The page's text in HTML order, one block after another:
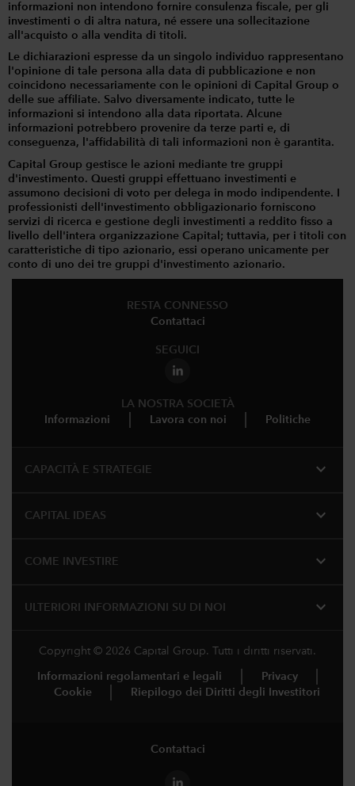
informazioni non intendono fornire consulenza fiscale, per gli
investimenti o di altra natura, né essere una sollecitazione
all'acquisto o alla vendita di titoli.
Le dichiarazioni espresse da un singolo individuo rappresentano
l'opinione di tale persona alla data di pubblicazione e non
coincidono necessariamente con le opinioni di Capital Group o
delle sue affiliate. Salvo diversamente indicato, tutte le
informazioni si intendono alla data riportata. Alcune
informazioni potrebbero provenire da terze parti e, di
conseguenza, l'affidabilità di tali informazioni non è garantita.
Capital Group gestisce le azioni mediante tre gruppi
d'investimento. Questi gruppi effettuano investimenti e
assumono decisioni di voto per delega in modo indipendente. I
professionisti dell'investimento obbligazionario forniscono
servizi di ricerca e gestione degli investimenti a reddito fisso a
livello dell'intera organizzazione Capital; tuttavia, per i titoli con
caratteristiche di tipo azionario, essi operano unicamente per
conto di uno dei tre gruppi d'investimento azionario.
RESTA CONNESSO
Contattaci
SEGUICI
LA NOSTRA SOCIETÀ
Informazioni
Lavora con noi Politiche
CAPACITÀ E STRATEGIE expand_more
CAPITAL IDEAS expand_more
COME INVESTIRE expand_more
ULTERIORI INFORMAZIONI SU DI NOI expand_more
Copyright © 2026 Capital Group. Tutti i diritti riservati.
Informazioni regolamentari e legali
Privacy
Cookie
Riepilogo dei Diritti degli Investitori
Contattaci